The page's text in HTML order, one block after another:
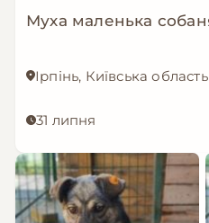
Ірпінь, Київська область
31 липня